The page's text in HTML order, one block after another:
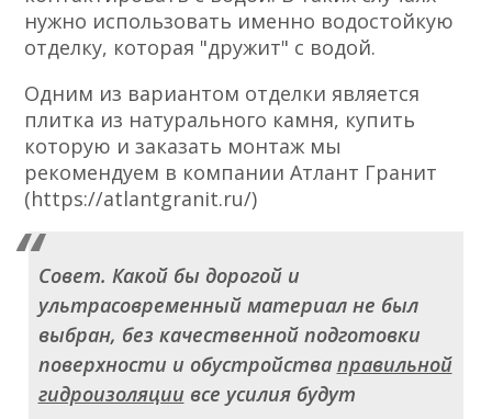
нужно использовать именно водостойкую
отделку, которая "дружит" с водой.
Одним из вариантом отделки является
плитка из натурального камня, купить
которую и заказать монтаж мы
рекомендуем в компании Атлант Гранит
(https://atlantgranit.ru/)
Совет. Какой бы дорогой и
ультрасовременный материал не был
выбран, без качественной подготовки
поверхности и обустройства правильной
гидроизоляции все усилия будут